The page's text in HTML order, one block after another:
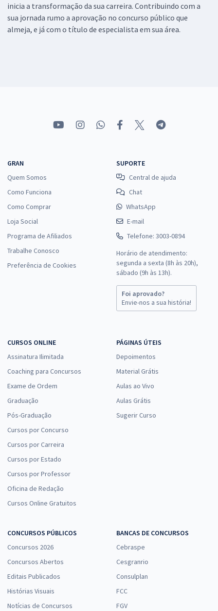
inicia a transformação da sua carreira. Contribuindo com a
sua jornada rumo a aprovação no concurso público que
almeja, e já com o título de especialista em sua área.
GRAN
Quem Somos
Como Funciona
Como Comprar
Loja Social
Programa de Afiliados
Trabalhe Conosco
Preferência de Cookies
SUPORTE
Central de ajuda
Chat
WhatsApp
E-mail
Telefone: 3003-0894
Horário de atendimento:
segunda a sexta (8h às 20h),
sábado (9h às 13h).
Foi aprovado?
Envie-nos a sua história!
CURSOS ONLINE
Assinatura Ilimitada
Coaching para Concursos
Exame de Ordem
Graduação
Pós-Graduação
Cursos por Concurso
Cursos por Carreira
Cursos por Estado
Cursos por Professor
Oficina de Redação
Cursos Online Gratuitos
PÁGINAS ÚTEIS
Depoimentos
Material Grátis
Aulas ao Vivo
Aulas Grátis
Sugerir Curso
CONCURSOS PÚBLICOS
Concursos 2026
Concursos Abertos
Editais Publicados
Histórias Visuais
Notícias de Concursos
BANCAS DE CONCURSOS
Cebraspe
Cesgranrio
Consulplan
FCC
FGV